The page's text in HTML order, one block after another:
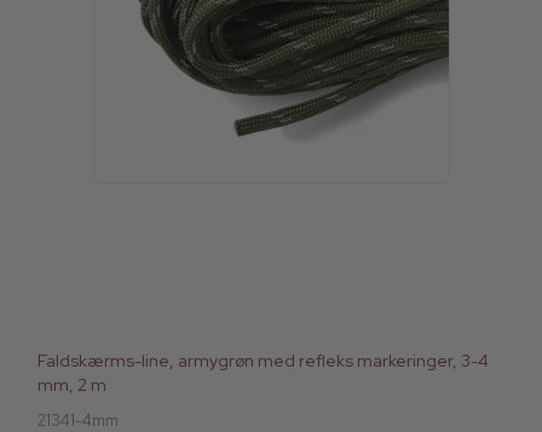
Faldskærms-line, armygrøn med refleks markeringer, 3-4
mm, 2 m
21341-4mm